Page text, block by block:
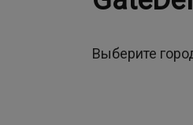
Выберите